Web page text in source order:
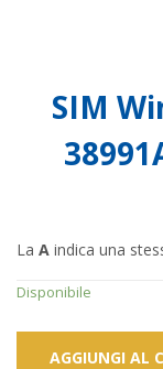
SIM
La A indica una
Disponibile
AGGIUNGI AL